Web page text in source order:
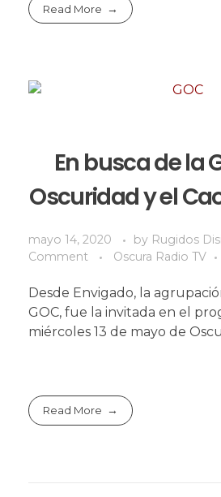
Read More
En busca de la
Oscuridad y el
mayo 14, 2020 by Rugidos
Comment
Oscura Radio TV
Desde Envigado, la
GOC, fue la invitada en el
miércoles 13 de mayo de
Read More